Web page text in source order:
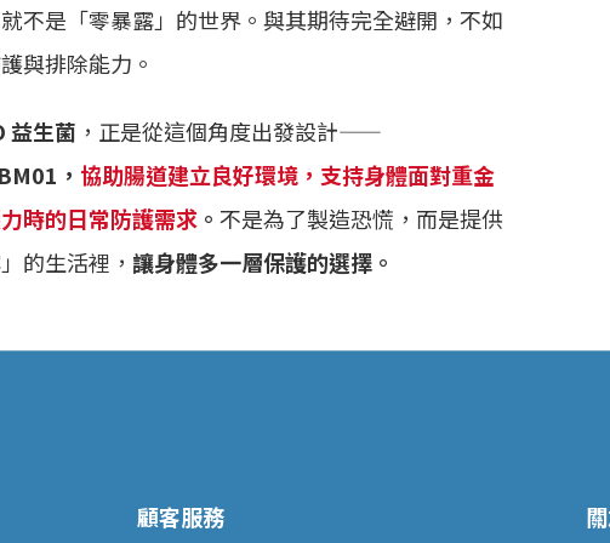
不是「零暴露」的世界。與其期待完全避開，不如
與排除能力。
益生菌 ，正是從這個角度出發設計——
， 協助腸道建立良好環境，支持身體面對重金
時的日常防護需求 。 不是為了製造恐慌，而是提供
的生活裡， 讓身體多一層保護的選擇。
顧客服務